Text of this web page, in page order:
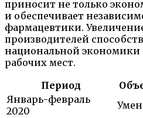
приносит не только
и обеспечивает
фармацевтики.
производителей
национальной
рабочих мест.
Период
Январь-февраль
2020